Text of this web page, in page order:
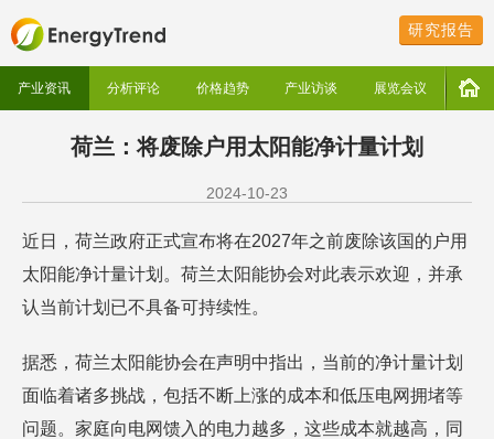
研究报告
产业资讯 分析评论 价格趋势 产业访谈 展览会议
荷兰：将废除户用太阳能净计量计划
2024-10-23
近日，荷兰政府正式宣布将在2027年之前废除该国的户用
太阳能净计量计划。荷兰太阳能协会对此表示欢迎，并承
认当前计划已不具备可持续性。
据悉，荷兰太阳能协会在声明中指出，当前的净计量计划
面临着诸多挑战，包括不断上涨的成本和低压电网拥堵等
问题。家庭向电网馈入的电力越多，这些成本就越高，同